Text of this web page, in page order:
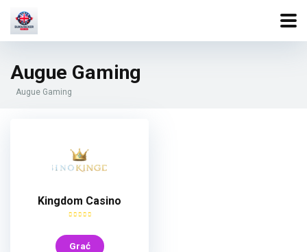
Augue Gaming
Augue Gaming
Kingdom Casino
Grać